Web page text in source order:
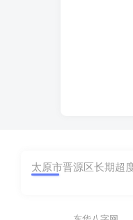
太原市晋源区长期超